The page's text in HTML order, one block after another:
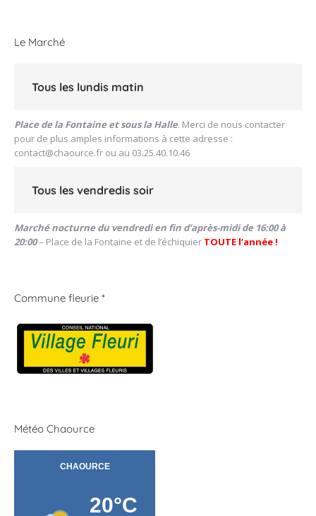
Le Marché
Tous les lundis matin
Place de la Fontaine et sous la Halle. Merci de nous contacter
pour de plus amples informations à cette adresse :
contact@chaource.fr ou au 03.25.40.10.46
Tous les vendredis soir
Marché nocturne du vendredi en fin d’après-midi de 16:00 à
20:00– Place de la Fontaine et de l’échiquier TOUTE l’année !
Commune fleurie *
Météo Chaource